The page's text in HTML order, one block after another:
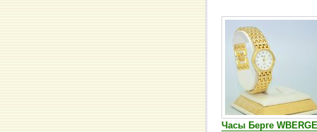
Часы Берге WBERGE